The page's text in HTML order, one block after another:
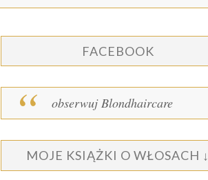
FACEBOOK
obserwuj Blondhaircare
MOJE KSIĄŻKI O WŁOSACH ↓